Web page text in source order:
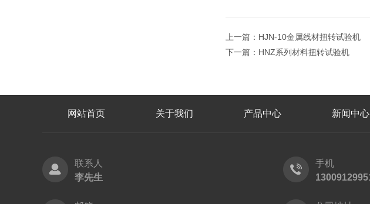
上一篇： HJN-10金属线材扭转试验机
下一篇： HNZ系列材料扭转试验机
网站首页 关于我们 产品中心 新闻中心
联系人
李先生
手机